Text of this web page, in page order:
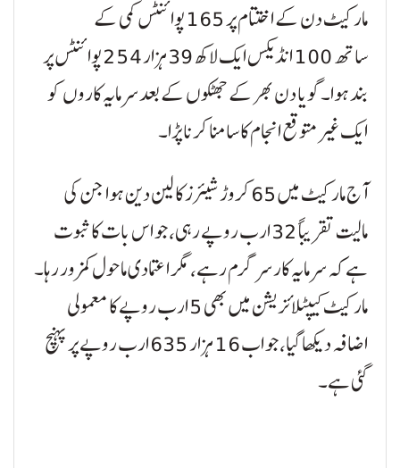
مارکیٹ دن کے اختتام پر 165 پوائنٹس کمی کے
ساتھ 100 انڈیکس ایک لاکھ 39 ہزار 254 پوائنٹس پر
بند ہوا۔ گویا دن بھر کے جھٹکوں کے بعد سرمایہ کاروں کو
ایک غیر متوقع انجام کا سامنا کرنا پڑا۔
آج مارکیٹ میں 65 کروڑ شیئرز کا لین دین ہوا جن کی
مالیت تقریباً 32 ارب روپے رہی، جو اس بات کا ثبوت
ہے کہ سرمایہ کار سرگرم رہے، مگر اعتمادی ماحول کمزور رہا۔
مارکیٹ کیپٹلائزیشن میں بھی 5 ارب روپے کا معمولی
اضافہ دیکھا گیا، جو اب 16 ہزار 635 ارب روپے پر پہنچ
گئی ہے۔